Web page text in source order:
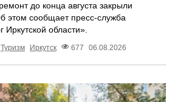
до конца августа закрыли
этом сообщает пресс‑служба
Иркутской области».
Туризм Иркутск 677 06.08.2026